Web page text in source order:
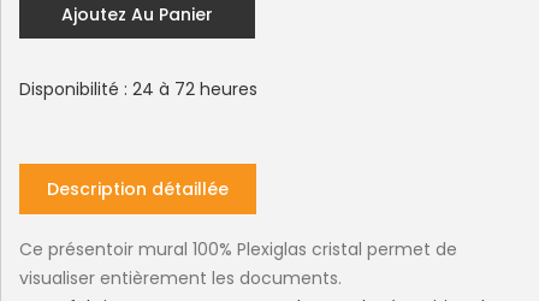
Ajoutez Au Panier
Disponibilité : 24 à 72 heures
Description détaillée
Ce présentoir mural 100% Plexiglas cristal permet de
visualiser entièrement les documents.